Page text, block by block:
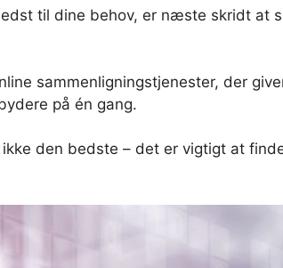
til dine behov, er næste skridt at
sammenligningstjenester, der
på én gang.
den bedste – det er vigtigt at